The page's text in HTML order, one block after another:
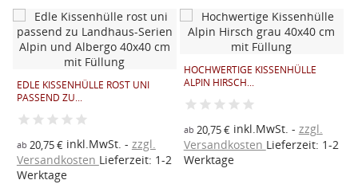
EDLE KISSENHÜLLE ROST UNI
PASSEND ZU...
ab 20,75 €inkl.MwSt.
zzgl.
Versandkosten Lieferzeit: 1-2
Werktage
HOCHWERTIGE KISSENHÜLLE
ALPIN HIRSCH...
ab 20,75 €inkl.MwSt.
zzgl.
Versandkosten Lieferzeit: 1-2
Werktage